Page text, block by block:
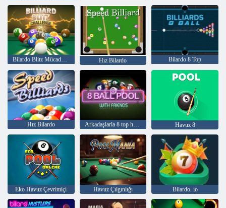
Bilardo Blitz Mücadelesi Hız Bilardo Bilardo 8 Top
Hız Bilardo Arkadaşlarla 8 top havuzu Havuz 8
Eko Havuz Çevrimiçi Havuz Çılgınlığı Bilardo. io